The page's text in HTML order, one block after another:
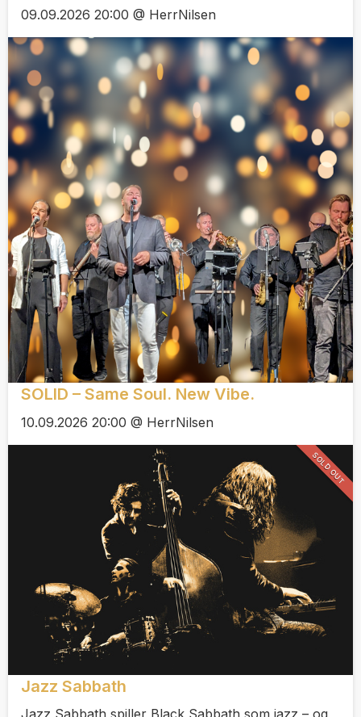
09.09.2026 20:00 @ HerrNilsen
SOLID – Same Soul. New Vibe.
10.09.2026 20:00 @ HerrNilsen
Jazz Sabbath
SOLD OUT